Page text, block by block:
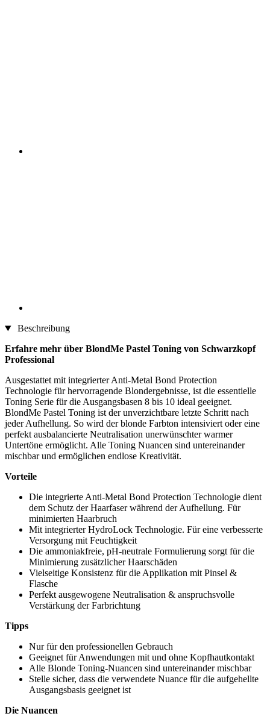
Beschreibung
Erfahre mehr über BlondMe Pastel Toning von Schwarzkopf
Professional
Ausgestattet mit integrierter Anti-Metal Bond Protection
Technologie für hervorragende Blondergebnisse, ist die essentielle
Toning Serie für die Ausgangsbasen 8 bis 10 ideal geeignet.
BlondMe Pastel Toning ist der unverzichtbare letzte Schritt nach
jeder Aufhellung. So wird der blonde Farbton intensiviert oder eine
perfekt ausbalancierte Neutralisation unerwünschter warmer
Untertöne ermöglicht. Alle Toning Nuancen sind untereinander
mischbar und ermöglichen endlose Kreativität.
Vorteile
Die integrierte Anti-Metal Bond Protection Technologie dient
dem Schutz der Haarfaser während der Aufhellung. Für
minimierten Haarbruch
Mit integrierter HydroLock Technologie. Für eine verbesserte
Versorgung mit Feuchtigkeit
Die ammoniakfreie, pH-neutrale Formulierung sorgt für die
Minimierung zusätzlicher Haarschäden
Vielseitige Konsistenz für die Applikation mit Pinsel &
Flasche
Perfekt ausgewogene Neutralisation & anspruchsvolle
Verstärkung der Farbrichtung
Tipps
Nur für den professionellen Gebrauch
Geeignet für Anwendungen mit und ohne Kopfhautkontakt
Alle Blonde Toning-Nuancen sind untereinander mischbar
Stelle sicher, dass die verwendete Nuance für die aufgehellte
Ausgangsbasis geeignet ist
Die Nuancen